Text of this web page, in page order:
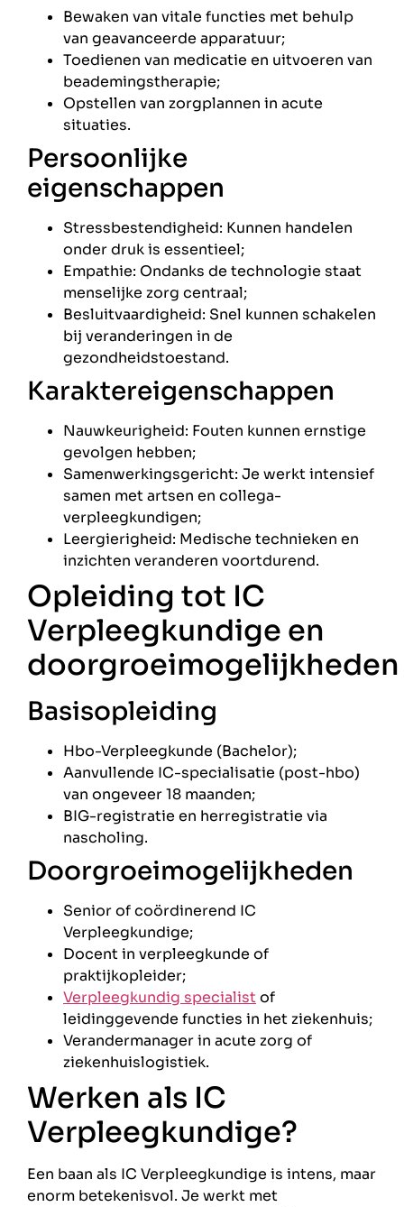
Bewaken van vitale functies met behulp
van geavanceerde apparatuur;
Toedienen van medicatie en uitvoeren van
beademingstherapie;
Opstellen van zorgplannen in acute
situaties.
Persoonlijke
eigenschappen
Stressbestendigheid: Kunnen handelen
onder druk is essentieel;
Empathie: Ondanks de technologie staat
menselijke zorg centraal;
Besluitvaardigheid: Snel kunnen schakelen
bij veranderingen in de
gezondheidstoestand.
Karaktereigenschappen
Nauwkeurigheid: Fouten kunnen ernstige
gevolgen hebben;
Samenwerkingsgericht: Je werkt intensief
samen met artsen en collega-
verpleegkundigen;
Leergierigheid: Medische technieken en
inzichten veranderen voortdurend.
Opleiding tot IC
Verpleegkundige en
doorgroeimogelijkheden
Basisopleiding
Hbo-Verpleegkunde (Bachelor);
Aanvullende IC-specialisatie (post-hbo)
van ongeveer 18 maanden;
BIG-registratie en herregistratie via
nascholing.
Doorgroeimogelijkheden
Senior of coördinerend IC
Verpleegkundige;
Docent in verpleegkunde of
praktijkopleider;
Verpleegkundig specialist of
leidinggevende functies in het ziekenhuis;
Verandermanager in acute zorg of
ziekenhuislogistiek.
Werken als IC
Verpleegkundige?
Een baan als IC Verpleegkundige is intens, maar
enorm betekenisvol. Je werkt met